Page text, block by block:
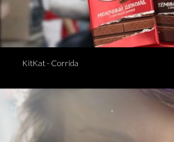
KitKat - Corrida